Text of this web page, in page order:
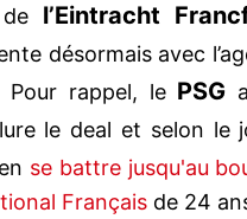
l’Eintracht
désormais avec
Pour rappel, le PSG
le deal et selon le
se battre jusqu'au
Français de 24